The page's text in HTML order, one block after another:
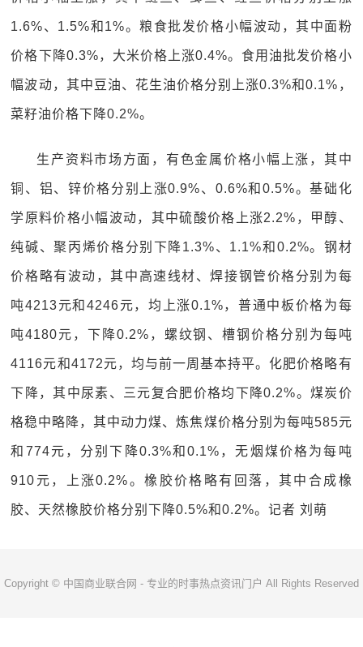
1.6%、1.5%和1%。粮食批发价格小幅波动，其中面粉
价格下降0.3%，大米价格上涨0.4%。食用油批发价格小
幅波动，其中豆油、花生油价格分别上涨0.3%和0.1%，
菜籽油价格下降0.2%。
生产资料市场方面，有色金属价格小幅上涨，其中
铜、铝、锌价格分别上涨0.9%、0.6%和0.5%。基础化
学原料价格小幅波动，其中硫酸价格上涨2.2%，甲醇、
纯碱、聚丙烯价格分别下降1.3%、1.1%和0.2%。钢材
价格略有波动，其中高速线材、焊接钢管价格分别为每
吨4213元和4246元，均上涨0.1%，普通中板价格为每
吨4180元，下降0.2%，螺纹钢、槽钢价格分别为每吨
4116元和4172元，均与前一周基本持平。化肥价格略有
下降，其中尿素、三元复合肥价格均下降0.2%。煤炭价
格稳中略降，其中动力煤、炼焦煤价格分别为每吨585元
和774元，分别下降0.3%和0.1%，无烟煤价格为每吨
910元，上涨0.2%。橡胶价格略有回落，其中合成橡
胶、天然橡胶价格分别下降0.5%和0.2%。记者 刘萌
Copyright © 中国商业联合网 - 专业的时事热点资讯门户 All Rights Reserved